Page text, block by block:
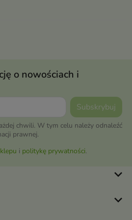
o nowościach i
chwili. W tym celu należy odnaleźć
prawnej.
i politykę prywatności.
keyboard_arrow_down
keyboard_arrow_down